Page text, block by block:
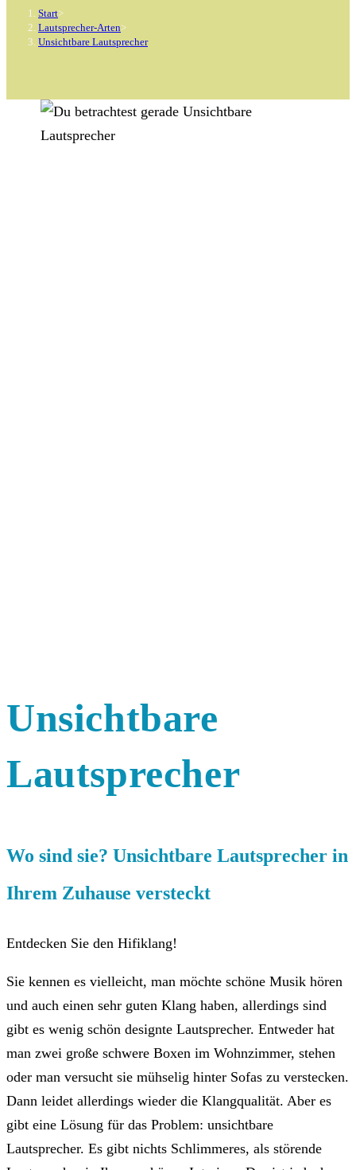
Start>
Lautsprecher-Arten>
Unsichtbare Lautsprecher
Unsichtbare
Lautsprecher
Wo sind sie? Unsichtbare Lautsprecher in
Ihrem Zuhause versteckt
Entdecken Sie den Hifiklang!
Sie kennen es vielleicht, man möchte schöne Musik hören
und auch einen sehr guten Klang haben, allerdings sind
gibt es wenig schön designte Lautsprecher. Entweder hat
man zwei große schwere Boxen im Wohnzimmer, stehen
oder man versucht sie mühselig hinter Sofas zu verstecken.
Dann leidet allerdings wieder die Klangqualität. Aber es
gibt eine Lösung für das Problem: unsichtbare
Lautsprecher. Es gibt nichts Schlimmeres, als störende